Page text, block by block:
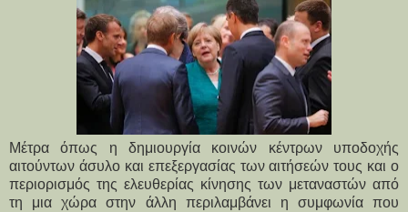
Μέτρα όπως η δημιουργία κοινών κέντρων υποδοχής
αιτούντων άσυλο και επεξεργασίας των αιτήσεών τους και ο
περιορισμός της ελευθερίας κίνησης των μεταναστών από
τη μια χώρα στην άλλη περιλαμβάνει η συμφωνία που